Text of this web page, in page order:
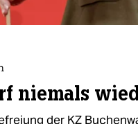
niemals
der KZ